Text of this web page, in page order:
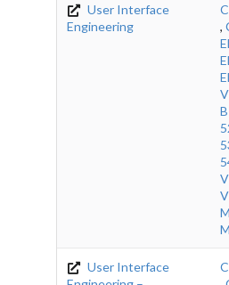
User Interface
Engineering
,
User Interface